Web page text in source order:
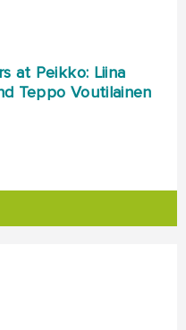
at Peikko: Liina
Teppo Voutilainen